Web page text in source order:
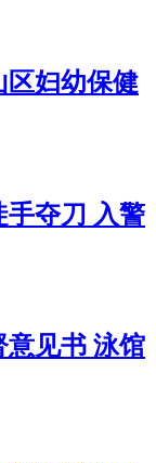
区妇幼保健
手夺刀 入警
意见书 泳馆